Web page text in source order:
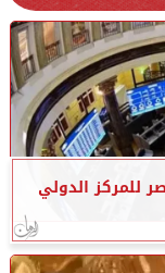
للمركز الدولي